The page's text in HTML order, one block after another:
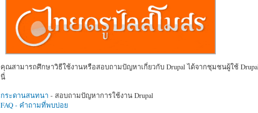
คุณสามารถศึกษาวิธีใช้งานหรือสอบถามปัญหาเกี่ยวกับ Drupal ได้จากชุมชนผู้ใช้
นี่
กระดานสนทนา - สอบถามปัญหาการใช้งาน Drupal
FAQ - คำถามที่พบบ่อย